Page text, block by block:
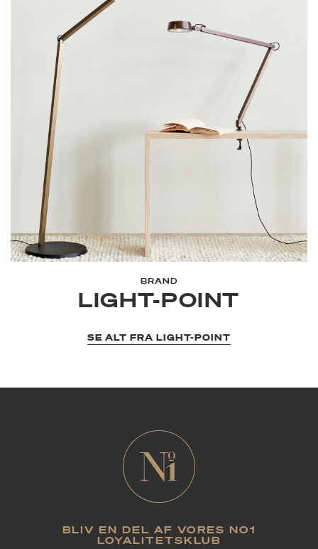
BRAND
LIGHT-POINT
SE ALT FRA LIGHT-POINT
BLIV EN DEL AF VORES NO1
LOYALITETSKLUB